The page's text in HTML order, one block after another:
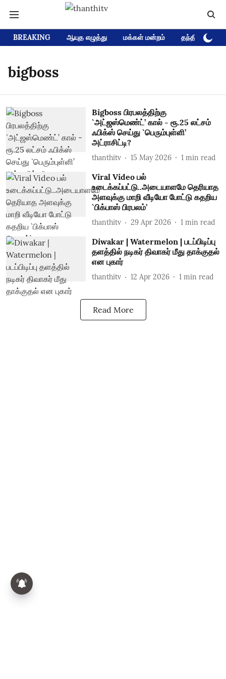
BREAKING ஆயுத எழுத்து மக்கள் மன்றம் தந்தி டிவி
bigboss
Bigboss பிரபலத்திற்கு
`அட்ஜஸ்மெண்ட்’ கால் - ரூ.25 லட்சம்
ஃபிக்ஸ் செய்து `பெரும்புள்ளி’
அட்ராசிட்டி?
thanthitv 15 May 2026 1 min read
Viral Video பல்
உடைக்கப்பட்டு..அடையாளமே தெரியாத
அளவுக்கு மாறி வீடியோ போட்டு கதறிய
`பிக்பாஸ் பிரபலம்’
thanthitv 29 Apr 2026 1 min read
Diwakar | Watermelon | படப்பிடிப்பு
தளத்தில் நடிகர் திவாகர் மீது தாக்குதல்
என புகார்
thanthitv 12 Apr 2026 1 min read
Read More